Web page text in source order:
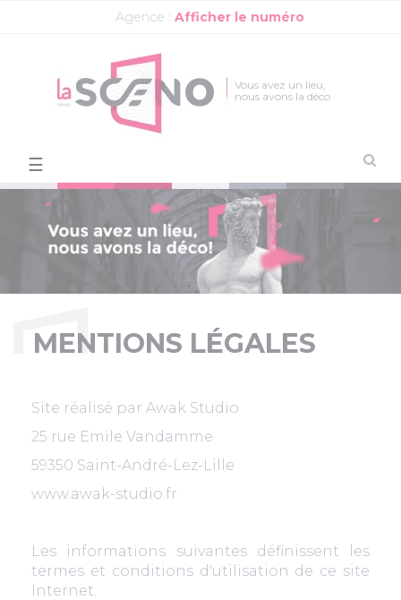
Agence : Afficher le numéro
Vous avez un lieu,
nous avons la déco
Basculer
navigation
☰
MENTIONS LÉGALES
Site réalisé par Awak Studio
25 rue Emile Vandamme
59350 Saint-André-Lez-Lille
www.awak-studio.fr
Les informations suivantes définissent les
termes et conditions d'utilisation de ce site
Internet.